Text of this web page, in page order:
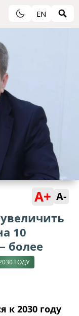
EN
A+ A-
10
более
ГОДУ
к 2030 году